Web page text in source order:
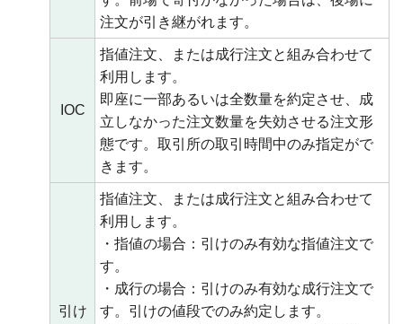
注文が引き継がれます。
IOC
指値注文、または成行注文と組み合わせて
利用します。
即座に一部あるいは全数量を約定させ、成
立しなかった注文数量を失効させる注文形
態です。取引所の取引時間中のみ指定がで
きます。
引け
指値注文、または成行注文と組み合わせて
利用します。
・指値の場合：引けのみ有効な指値注文で
す。
・成行の場合：引けのみ有効な成行注文で
す。引けの値段でのみ約定します。